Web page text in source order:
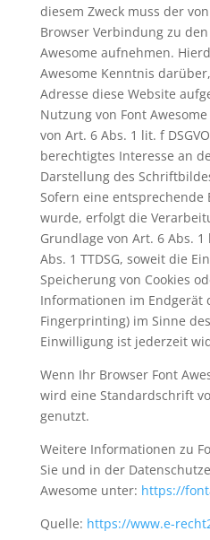
diesem Zweck muss der
Browser Verbindung zu
Awesome aufnehmen.
Awesome Kenntnis
Adresse diese Website
Nutzung von Font
von Art. 6 Abs. 1 lit. f
berechtigtes Interesse an
Darstellung des
Sofern eine
wurde, erfolgt die
Grundlage von Art. 6 Abs. 1
Abs. 1 TTDSG, soweit die
Speicherung von Cookies
Informationen im Endgerät
Fingerprinting) im Sinne
Einwilligung ist jederzeit
Wenn Ihr Browser Font
wird eine Standardschrift
genutzt.
Weitere Informationen zu
Sie und in der
Awesome unter: https://
Quelle: https://www.e-